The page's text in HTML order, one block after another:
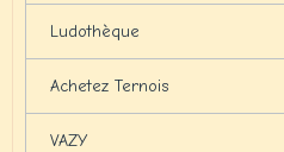
Ludothèque
Achetez Ternois
VAZY